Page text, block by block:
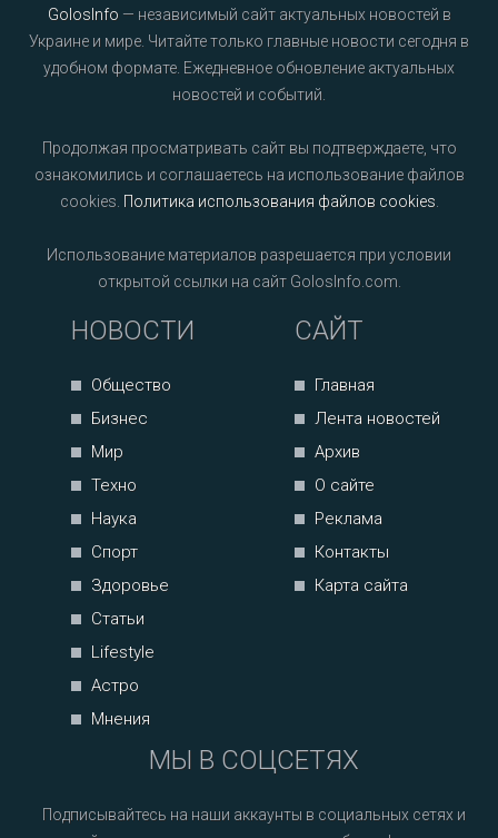
GolosInfo — независимый сайт актуальных новостей в
Украине и мире. Читайте только главные новости сегодня в
удобном формате. Ежедневное обновление актуальных
новостей и событий.
Продолжая просматривать сайт вы подтверждаете, что
ознакомились и соглашаетесь на использование файлов
cookies. Политика использования файлов cookies
Использование материалов разрешается при условии
открытой ссылки на сайт GolosInfo.com.
НОВОСТИ
Общество
Бизнес
Мир
Техно
Наука
Спорт
Здоровье
Статьи
Lifestyle
Астро
Мнения
САЙТ
Главная
Лента новостей
Архив
О сайте
Реклама
Контакты
Карта сайта
МЫ В СОЦСЕТЯХ
Подписывайтесь на наши аккаунты в социальных сетях и